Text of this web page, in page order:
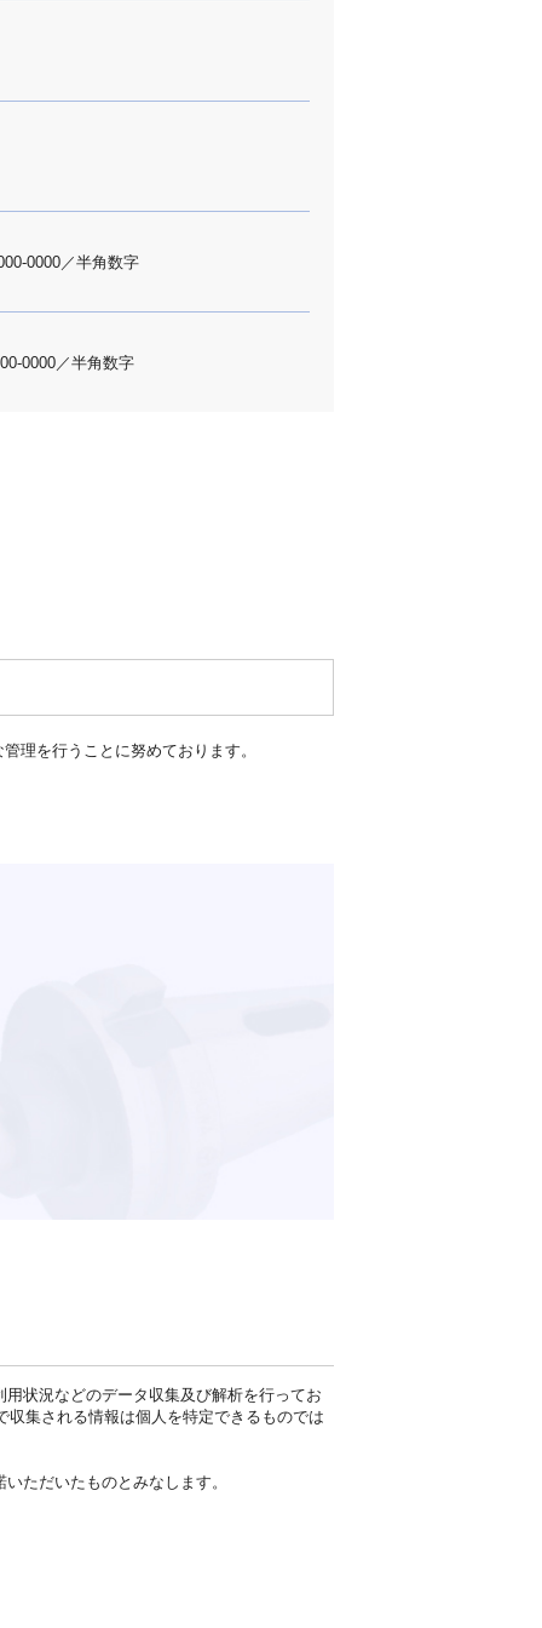
0000／半角数字
0000／半角数字
理を行うことに努めております。
状況などのデータ収集及び解析を行ってお
集される情報は個人を特定できるものでは
ただいたものとみなします。